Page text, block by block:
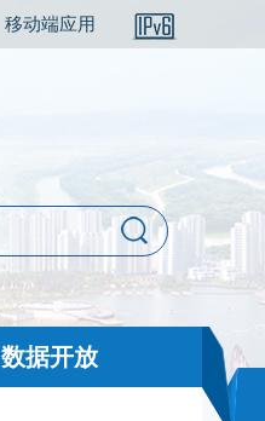
移动端应用
数据开放